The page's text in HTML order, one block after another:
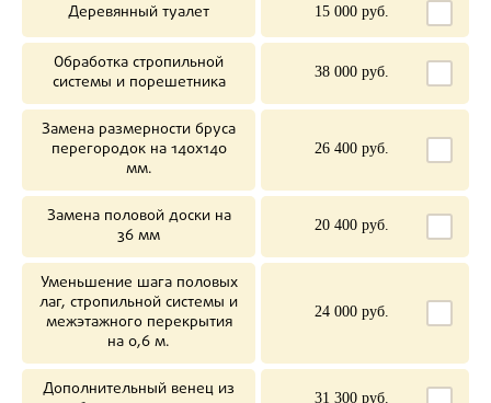
Деревянный туалет 15 000 руб.
Обработка стропильной
системы и порешетника
38 000 руб.
Замена размерности бруса
перегородок на 140х140
мм.
26 400 руб.
Замена половой доски на
36 мм
20 400 руб.
Уменьшение шага половых
лаг, стропильной системы и
межэтажного перекрытия
на 0,6 м.
24 000 руб.
Дополнительный венец из
31 300 руб.